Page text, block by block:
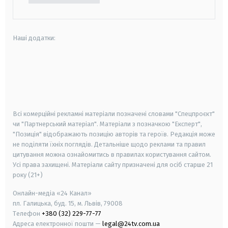
Наші додатки:
Всі комерційні рекламні матеріали позначені словами "Спецпроєкт"
чи "Партнерський матеріал". Матеріали з позначкою "Експерт",
"Позиція" відображають позицію авторів та героїв. Редакція може
не поділяти їхніх поглядів. Детальніше щодо реклами та правил
цитування можна ознайомитись в правилах користування сайтом.
Усі права захищені. Матеріали сайту призначені для осіб старше 21
року (21+)
Онлайн-медіа «24 Канал»
пл. Галицька, буд. 15, м. Львів, 79008
Телефон +380 (32) 229-77-77
Адреса електронної пошти — legal@24tv.com.ua